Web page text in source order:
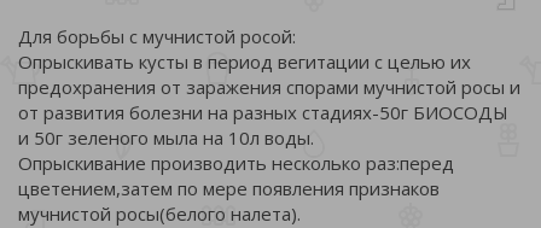
Для борьбы с мучнистой росой:
Опрыскивать кусты в период вегитации с целью их
предохранения от заражения спорами мучнистой росы и
от развития болезни на разных стадиях-50г БИОСОДЫ
и 50г зеленого мыла на 10л воды.
Опрыскивание производить несколько раз:перед
цветением,затем по мере появления признаков
мучнистой росы(белого налета).